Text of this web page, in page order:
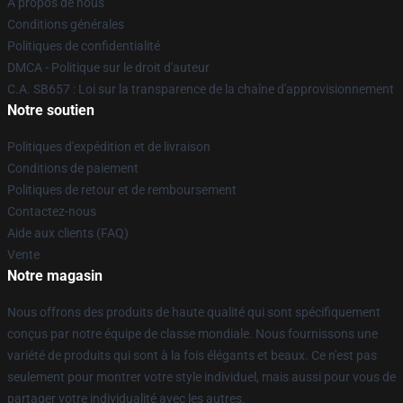
Conditions générales
Politiques de confidentialité
DMCA - Politique sur le droit d'auteur
C.A. SB657 : Loi sur la transparence de la chaîne d'approvisionnement
Notre soutien
Politiques d'expédition et de livraison
Conditions de paiement
Politiques de retour et de remboursement
Contactez-nous
Aide aux clients (FAQ)
Vente
Notre magasin
Nous offrons des produits de haute qualité qui sont spécifiquement
conçus par notre équipe de classe mondiale. Nous fournissons une
variété de produits qui sont à la fois élégants et beaux. Ce n'est pas
seulement pour montrer votre style individuel, mais aussi pour vous de
partager votre individualité avec les autres.